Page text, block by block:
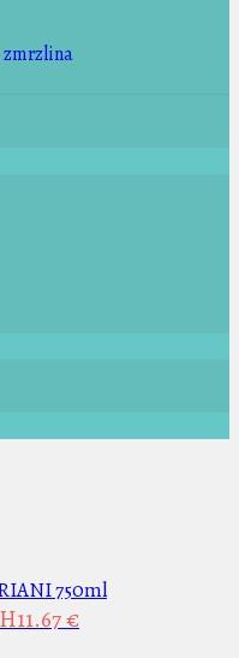
750ml
€